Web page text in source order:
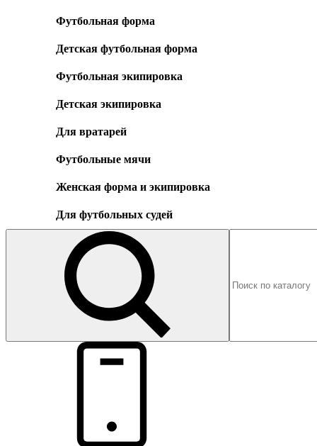
Футбольная форма
Детская футбольная форма
Футбольная экипировка
Детская экипировка
Для вратарей
Футбольные мячи
Женская форма и экипировка
Для футбольных судей